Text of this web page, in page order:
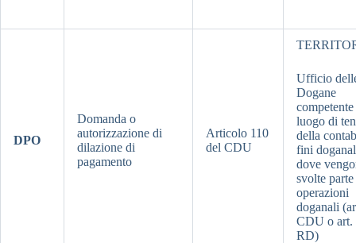
DPO
Domanda o
autorizzazione di
dilazione di
pagamento
Articolo 110
del CDU
Ufficio
Dogane
luogo di
della
fini
dove
svolte
operazioni
doganali
CDU o art.
RD)